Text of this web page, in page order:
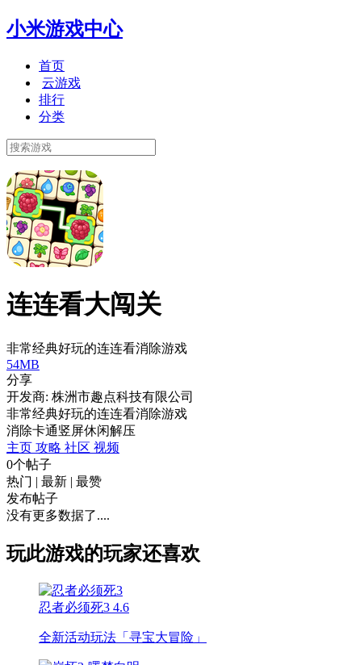
小米游戏中心
首页
云游戏
排行
分类
连连看大闯关
非常经典好玩的连连看消除游戏
54MB
分享
开发商: 株洲市趣点科技有限公司
非常经典好玩的连连看消除游戏
消除卡通竖屏休闲解压
主页 攻略 社区 视频
0个帖子
热门 | 最新 | 最赞
发布帖子
没有更多数据了....
玩此游戏的玩家还喜欢
忍者必须死3 4.6
全新活动玩法「寻宝大冒险」